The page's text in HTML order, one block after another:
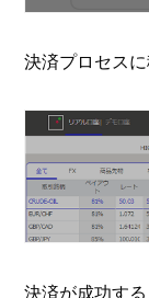
決済プロセス
決済が成功す